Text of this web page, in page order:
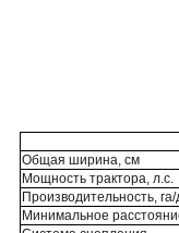
Общая ширина, см
Мощность трактора, л.с.
Производительность,
Минимальное